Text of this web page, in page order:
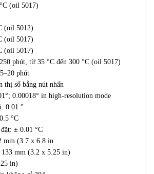
(oil 5017)
(oil 5012)
(oil 5017)
(oil 5017)
phút, từ 35 °C đến 300 °C (oil 5017)
phút
thị số bằng nút nhấn
0.00018° in high-resolution mode
0.01 °
°C
± 0.01 °C
mm (3.7 x 6.8 in
mm (3.2 x 5.25 in)
in)